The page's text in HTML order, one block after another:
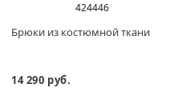
424446
Брюки из костюмной ткани
14 290 руб.